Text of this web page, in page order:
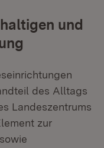
und
des Alltags
Landeszentrums
zur